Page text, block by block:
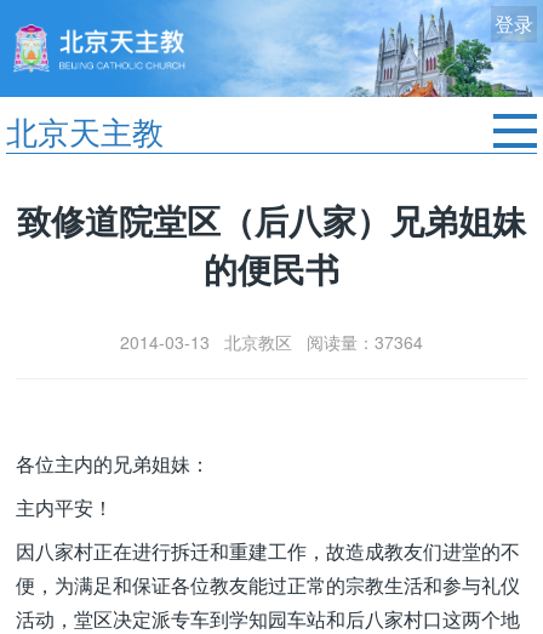
登录
北京天主教
教区动态
时事新闻
致修道院堂区（后八家）兄弟姐妹
的便民书
2014-03-13 北京教区 阅读量：37364
各位主内的兄弟姐妹：
主内平安！
因八家村正在进行拆迁和重建工作，故造成教友们进堂的不
便，为满足和保证各位教友能过正常的宗教生活和参与礼仪
活动，堂区决定派专车到学知园车站和后八家村口这两个地